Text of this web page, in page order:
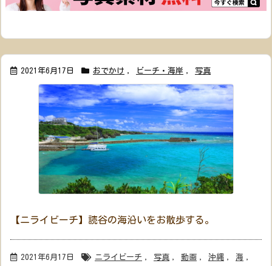
2021年6月17日 おでかけ , ビーチ・海岸 , 写真
【ニライビーチ】読谷の海沿いをお散歩する。
2021年6月17日 ニライビーチ , 写真 , 動画 , 沖縄 , 海 ,